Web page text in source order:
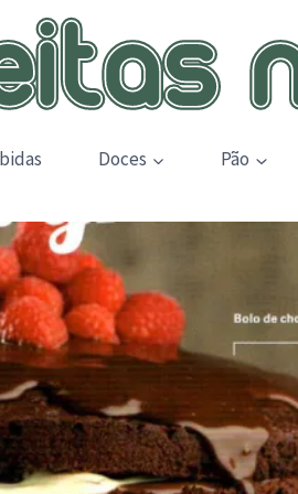
Doces Pão